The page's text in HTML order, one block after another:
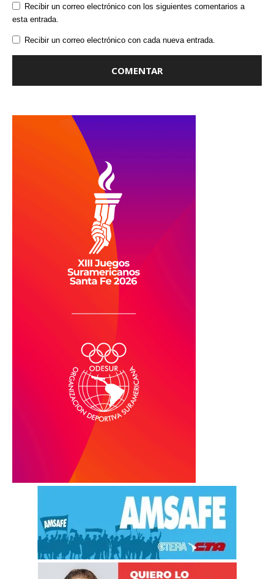
Recibir un correo electrónico con los siguientes comentarios a
esta entrada.
Recibir un correo electrónico con cada nueva entrada.